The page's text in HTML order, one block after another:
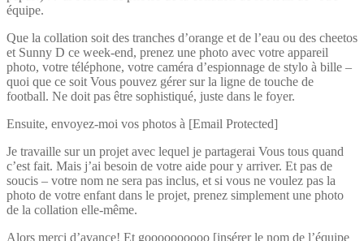
équipe.
Que la collation soit des tranches d’orange et de l’eau ou des cheetos
et Sunny D ce week-end, prenez une photo avec votre appareil
photo, votre téléphone, votre caméra d’espionnage de stylo à bille –
quoi que ce soit Vous pouvez gérer sur la ligne de touche de
football. Ne doit pas être sophistiqué, juste dans le foyer.
Ensuite, envoyez-moi vos photos à [Email Protected]
Je travaille sur un projet avec lequel je partagerai Vous tous quand
c’est fait. Mais j’ai besoin de votre aide pour y arriver. Et pas de
soucis – votre nom ne sera pas inclus, et si vous ne voulez pas la
photo de votre enfant dans le projet, prenez simplement une photo
de la collation elle-même.
Alors merci d’avance! Et goooooooooo [insérer le nom de l’équipe